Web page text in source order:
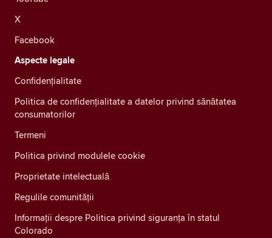
X
Facebook
Aspecte legale
Confidenţialitate
Politica de confidențialitate a datelor privind sănătatea
consumatorilor
Termeni
Politica privind modulele cookie
Proprietate intelectuală
Regulile comunității
Informații despre Politica privind siguranța în statul
Colorado